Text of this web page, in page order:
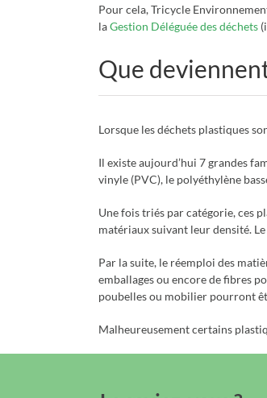
Pour cela, Tricycle
laGestion Déléguée des déchets
Que
Lorsque les déchets plastiques
Il existe aujourd’hui 7 grandes
vinyle (PVC), le polyéthylène
Une fois triés par catégorie, ces
matériaux suivant leur densité.
Par la suite, le réemploi des
emballages ou encore de fibres
poubelles ou mobilier pourront
Malheureusement certains